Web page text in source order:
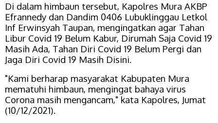
Di dalam himbaun tersebut, Kapolres Mura AKBP
Efrannedy dan Dandim 0406 Lubuklinggau Letkol
Inf Erwinsyah Taupan, mengingatkan agar Tahan
Libur Covid 19 Belum Kabur, Dirumah Saja Covid 19
Masih Ada, Tahan Diri Covid 19 Belum Pergi dan
Jaga Diri Covid 19 Masih Disini.
"Kami berharap masyarakat Kabupaten Mura
mematuhi himbaun, mengingat bahaya virus
Corona masih mengancam," kata Kapolres, Jumat
(10/12/2021).